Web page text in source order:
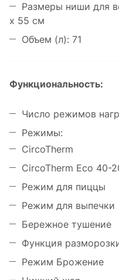
Размеры ниши для
x 55 см
Объем (л): 71
Функциональность:
Число режимов
Режимы:
CircoTherm
CircoTherm Eco 40-
Режим для пиццы
Режим для выпечки
Бережное тушение
Функция
Режим Брожение